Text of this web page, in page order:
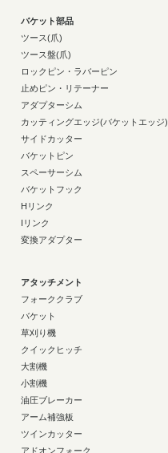
バケット部品
ツース(爪)
ツース盤(爪)
ロックピン・ラバーピン
止めピン・リテーナー
アダプターシム
カッティングエッジ(バケットエッジ)
サイドカッター
バケットピン
スペーサーシム
バケットフック
Hリンク
Iリンク
変換アダプター
アタッチメント
フォーククラブ
バケット
草刈り機
クイックヒッチ
大割機
小割機
油圧ブレーカー
アーム補強板
ツインカッター
アドオンフォーク